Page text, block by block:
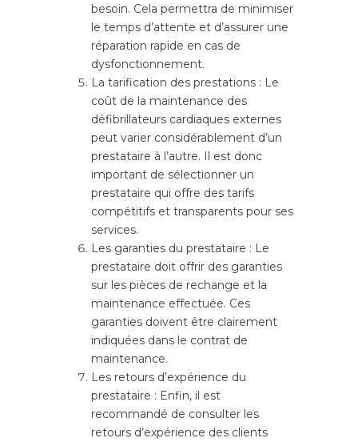
besoin. Cela permettra de minimiser
le temps d’attente et d’assurer une
réparation rapide en cas de
dysfonctionnement.
La tarification des prestations : Le
coût de la maintenance des
défibrillateurs cardiaques externes
peut varier considérablement d’un
prestataire à l’autre. Il est donc
important de sélectionner un
prestataire qui offre des tarifs
compétitifs et transparents pour ses
services.
Les garanties du prestataire : Le
prestataire doit offrir des garanties
sur les pièces de rechange et la
maintenance effectuée. Ces
garanties doivent être clairement
indiquées dans le contrat de
maintenance.
Les retours d’expérience du
prestataire : Enfin, il est
recommandé de consulter les
retours d’expérience des clients